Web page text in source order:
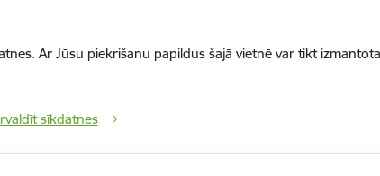
Ar Jūsu piekrišanu papildus šajā vietnē var tikt
sīkdatnes